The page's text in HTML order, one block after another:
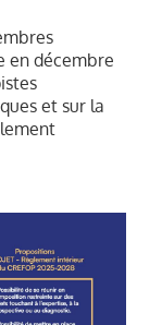
du
région
des
territoriales
partie du
en décembre
et sur la